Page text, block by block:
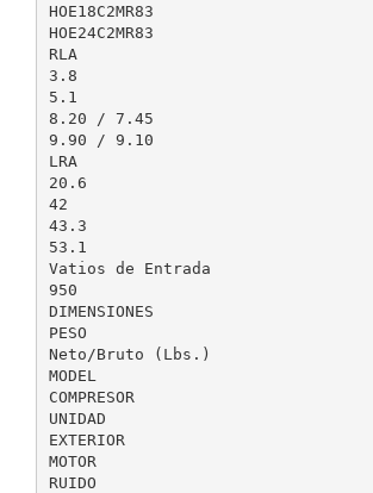
HOE18C2MR83
HOE24C2MR83
RLA
3.8
5.1
8.20 / 7.45
9.90 / 9.10
LRA
20.6
42
43.3
53.1
Vatios de Entrada
950
DIMENSIONES
PESO
Neto/Bruto (Lbs.)
MODEL
COMPRESOR
UNIDAD
EXTERIOR
MOTOR
RUIDO